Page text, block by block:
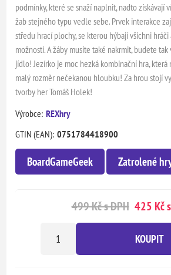
podmínky, které se snaží naplnit, nadto získávají
žab stejného typu vedle sebe. Prvek interakce
středu hrací plochy, se kterou hýbají všichni
možnosti. A žáby musíte také nakrmit, budete
jídlo! Jezírko je moc hezká kombinační hra, která
malý rozměr nečekanou hloubku! Za hrou stojí
tvorby her Tomáš Holek!
Výrobce: REXhry
GTIN (EAN): 0751784418900
BoardGameGeek Zatrolené
499 Kč s DPH 425 Kč
KOUPIT